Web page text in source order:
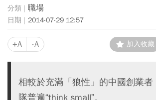
職場
2014-07-29 12:57
+A -A 加入收藏
相較於充滿「狼性」的中國創業者
隊普遍“think small”。